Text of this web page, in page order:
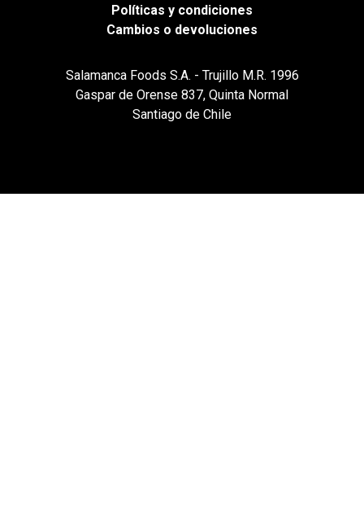
Políticas y condiciones
Cambios o devoluciones
Salamanca Foods S.A. - Trujillo M.R. 1996
Gaspar de Orense 837, Quinta Normal
Santiago de Chile